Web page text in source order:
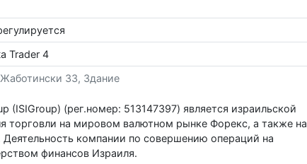
Trader 4
33, Здание
(ISIGroup) (рег.номер: 513147397) является израильской
торговли на мировом валютном рынке Форекс, а также на
компании по совершению операций на
финансов Израиля.